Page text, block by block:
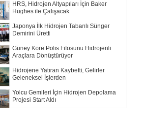
HRS, Hidrojen Altyapıları İçin Baker
Hughes ile Çalışacak
Japonya İlk Hidrojen Tabanlı Sünger
Demirini Üretti
Güney Kore Polis Filosunu Hidrojenli
Araçlara Dönüştürüyor
Hidrojene Yatıran Kaybetti, Gelirler
Geleneksel İşlerden
Yolcu Gemileri İçin Hidrojen Depolama
Projesi Start Aldı